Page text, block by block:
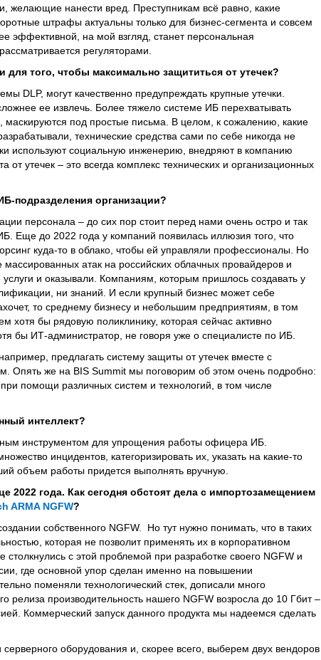
нанести вред. Преступникам всё равно, какие
штрафы актуальны только для бизнес-сегмента и совсем
эффективной, на мой взгляд, станет персональная
регуляторами.
того, чтобы максимально защититься от утечек?
DLP, могут качественно предупреждать крупные утечки.
ее извлечь. Более тяжело системе ИБ перехватывать
под простые письма. В целом, к сожалению, какие
технические средства сами по себе никогда не
используют социальную инженерию, внедряют в компанию
утечек – это всегда комплекс технических и организационных
подразделения организации?
персонала – до сих пор стоит перед нами очень остро и так
Еще до 2022 года у компаний появилась иллюзия того, что
куда-то в облако, чтобы ей управляли профессионалы. Но
атак на российских облачных провайдеров и
и оказывали. Компаниям, которым пришлось создавать у
ни знаний. И если крупный бизнес может себе
то среднему бизнесу и небольшим предприятиям, в том
хотя бы рядовую поликлинику, которая сейчас активно
бы ИТ-администратор, не говоря уже о специалисте по ИБ.
предлагать систему защиты от утечек вместе с
Опять же на BIS Summit мы поговорим об этом очень подробно:
помощи различных систем и технологий, в том числе
интеллект?
инструментом для упрощения работы офицера ИБ.
инцидентов, категоризировать их, указать на какие-то
объем работы придется выполнять вручную.
2022 года. Как сегодня обстоят дела с импортозамещением
ARMA NGFW?
собственного NGFW. Но тут нужно понимать, что в таких
которая не позволит применять их в корпоративном
с этой проблемой при разработке своего NGFW и
где основной упор сделан именно на повышении
поменяли технологический стек, дописали много
релиза производительность нашего NGFW возросла до 10 Гбит –
Коммерческий запуск данного продукта мы надеемся сделать
оборудования и, скорее всего, выберем двух вендоров